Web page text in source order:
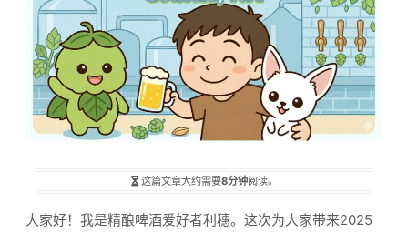
这篇文章大约需要8分钟阅读。
大家好！我是精酿啤酒爱好者利穗。这次为大家带来2025